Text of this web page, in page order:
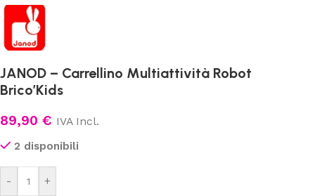
JANOD – Carrellino Multiattività Robot
Brico’Kids
89,90 € IVA Incl.
2 disponibili
- +